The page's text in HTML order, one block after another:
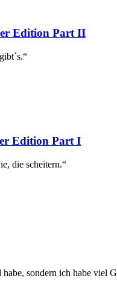
Edition Part II
Edition Part I
die scheitern.“
sondern ich habe viel